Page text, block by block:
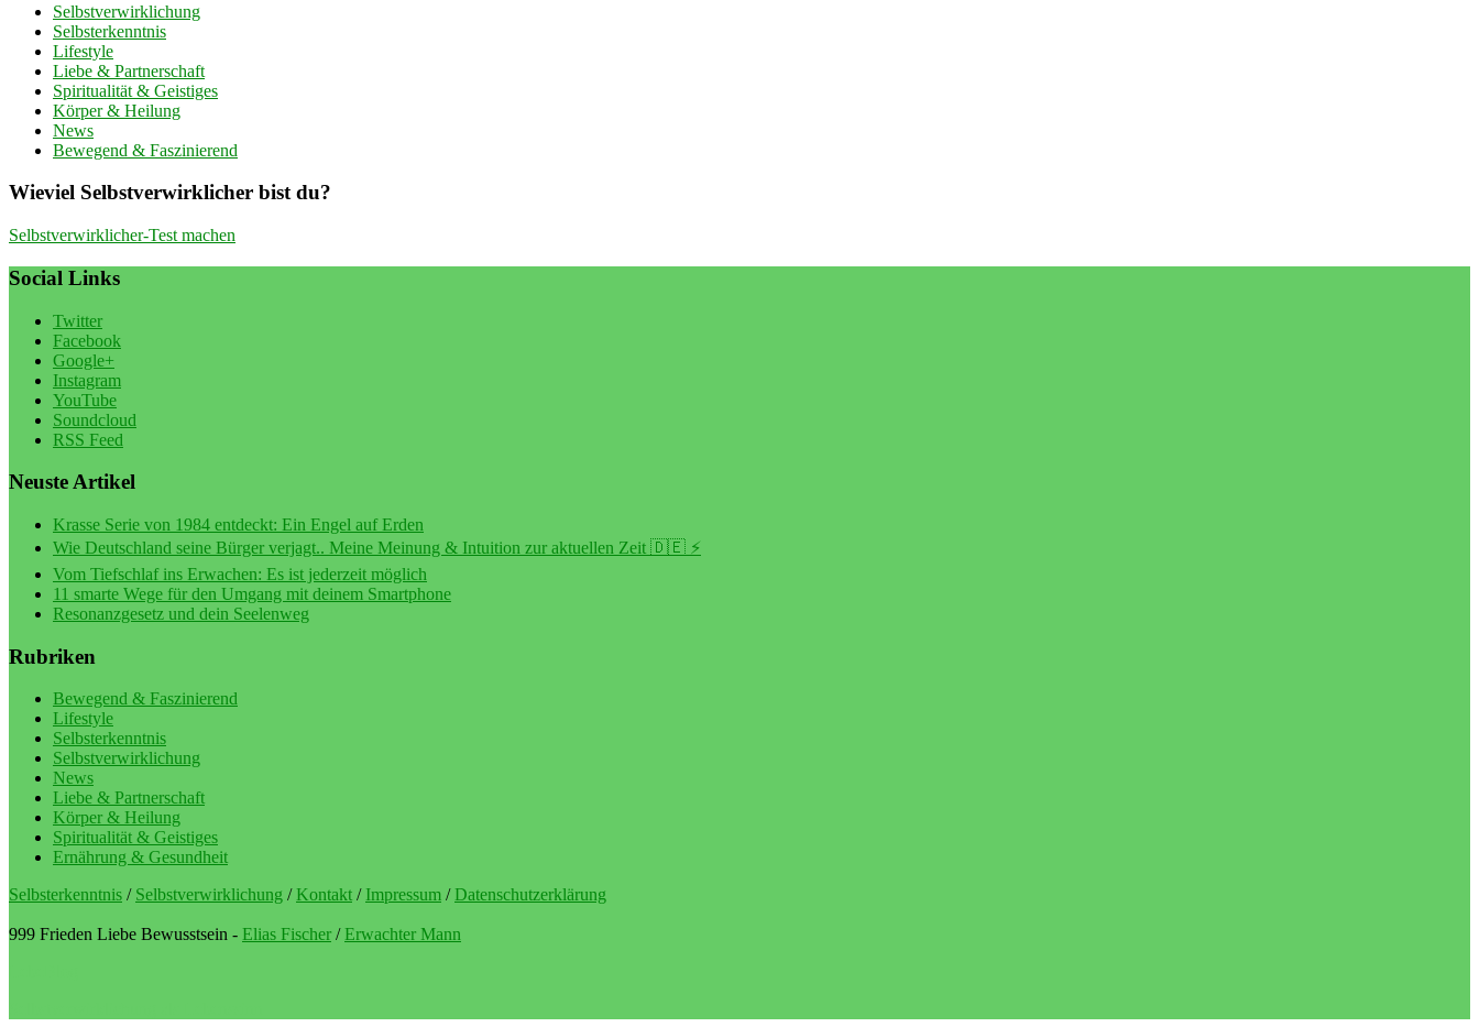
Selbstverwirklichung
Selbsterkenntnis
Lifestyle
Liebe & Partnerschaft
Spiritualität & Geistiges
Körper & Heilung
News
Bewegend & Faszinierend
Wieviel Selbstverwirklicher bist du?
Selbstverwirklicher-Test machen
Social Links
Twitter
Facebook
Google+
Instagram
YouTube
Soundcloud
RSS Feed
Neuste Artikel
Krasse Serie von 1984 entdeckt: Ein Engel auf Erden
Wie Deutschland seine Bürger verjagt.. Meine Meinung & Intuition zur aktuellen Zeit 🇩🇪 ⚡️
Vom Tiefschlaf ins Erwachen: Es ist jederzeit möglich
11 smarte Wege für den Umgang mit deinem Smartphone
Resonanzgesetz und dein Seelenweg
Rubriken
Bewegend & Faszinierend
Lifestyle
Selbsterkenntnis
Selbstverwirklichung
News
Liebe & Partnerschaft
Körper & Heilung
Spiritualität & Geistiges
Ernährung & Gesundheit
Selbsterkenntnis / Selbstverwirklichung /Kontakt / Impressum /Datenschutzerklärung
999 Frieden Liebe Bewusstsein - Elias Fischer /Erwachter Mann